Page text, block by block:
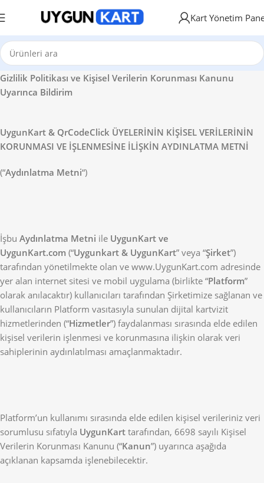
Kart Yönetim
Gizlilik Politikası ve Kişisel Verilerin Korunması Kanunu
Uyarınca Bildirim
UygunKart & QrCodeClick ÜYELERİNİN KİŞİSEL VERİLERİNİN
KORUNMASI VE İŞLENMESİNE İLİŞKİN AYDINLATMA METNİ
(“Aydınlatma Metni“)
İşbu Aydınlatma Metni ile UygunKart ve
UygunKart.com (“Uygunkart & UygunKart” veya “Şirket”)
tarafından yönetilmekte olan ve www.UygunKart.com adresinde
yer alan internet sitesi ve mobil uygulama (birlikte “Platform”
olarak anılacaktır) kullanıcıları tarafından Şirketimize sağlanan ve
kullanıcıların Platform vasıtasıyla sunulan dijital kartvizit
hizmetlerinden (“Hizmetler”) faydalanması sırasında elde edilen
kişisel verilerin işlenmesi ve korunmasına ilişkin olarak veri
sahiplerinin aydınlatılması amaçlanmaktadır.
Platform’un kullanımı sırasında elde edilen kişisel verileriniz veri
sorumlusu sıfatıyla UygunKart tarafından, 6698 sayılı Kişisel
Verilerin Korunması Kanunu (“Kanun”) uyarınca aşağıda
açıklanan kapsamda işlenebilecektir.